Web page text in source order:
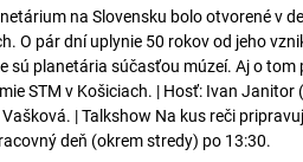
na Slovensku bolo otvorené v
O pár dní uplynie 50 rokov od jeho
sú planetária súčasťou múzeí. Aj o
STM v Košiciach. | Hosť: Ivan
| Talkshow Na kus reči
deň (okrem stredy) po 13:30.